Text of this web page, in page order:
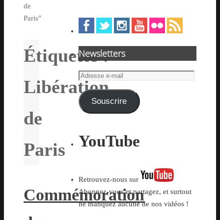
de
Paris"
Étiquette :
Libération
de
Paris
Commémoration
Newsletters
Adresse
e-
mail Souscrire
YouTube
Retrouvez-nous sur
Abonnez-vous et partagez, et surtout
ne manquez aucune de nos vidéos !